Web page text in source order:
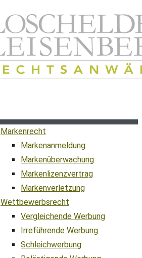
Markenrecht
Markenanmeldung
Markenüberwachung
Markenlizenzvertrag
Markenverletzung
Wettbewerbsrecht
Vergleichende Werbung
Irreführende Werbung
Schleichwerbung